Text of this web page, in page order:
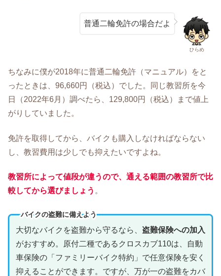
ひらめ
普通二輪免許の場合だよ
ちなみに僕が2018年に普通二輪免許（マニュアル）をと
ったときは、96,660円（税込）でした。同じ教習所を今
日（2022年6月）調べたら、129,800円（税込）まで値上
がりしていました。
免許を取得してから、バイクも購入しなければならない
し、教習費用は少しでも抑えたいですよね。
教習所によって値段が違うので、通える範囲の教習所で比
較してから選びましょう 。
バイクの盗難に備えよう
大切なバイクを盗難から守るなら、 盗難保険への加入
がおすすめ。原付二種であるクロスカブ110は、自動
車保険の「ファミリーバイク特約」で任意保険を安く
抑えることができます。ですが、万が一の盗難をカバ